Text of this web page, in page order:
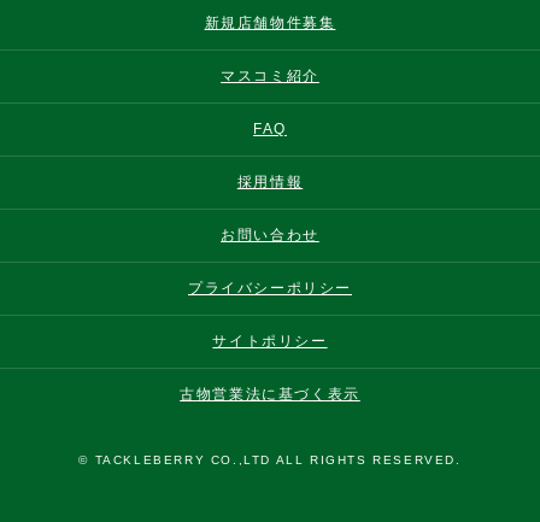
新規店舗物件募集
マスコミ紹介
FAQ
採用情報
お問い合わせ
プライバシーポリシー
サイトポリシー
古物営業法に基づく表示
© TACKLEBERRY CO.,LTD ALL RIGHTS RESERVED.